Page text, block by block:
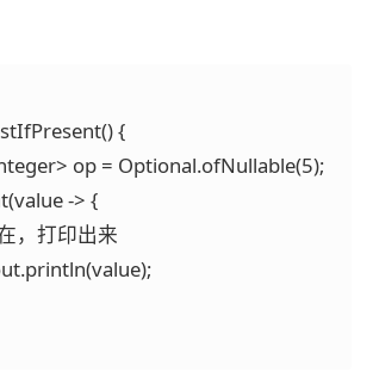
{
op = Optional.ofNullable(5);
-> {
在，打印出来